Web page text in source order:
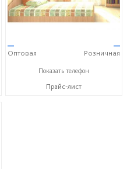
—
Оптовая
—
Розничная
+7 (4752) 56-53-36
Показать телефон
Прайс-лист